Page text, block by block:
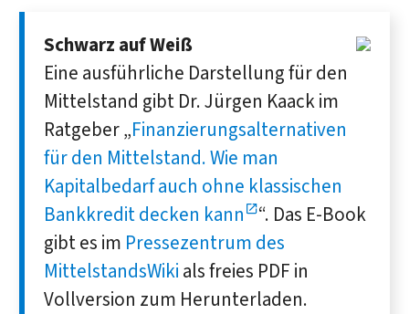
Schwarz auf Weiß
Eine ausführliche Darstellung für den
Mittelstand gibt Dr. Jürgen Kaack im
Ratgeber „Finanzierungsalternativen
für den Mittelstand. Wie man
Kapitalbedarf auch ohne klassischen
Bankkredit decken kann
“. Das E-Book
gibt es im Pressezentrum des
MittelstandsWiki als freies PDF in
Vollversion zum Herunterladen.